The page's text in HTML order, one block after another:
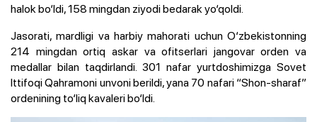
halok bo‘ldi, 158 mingdan ziyodi bedarak yo‘qoldi.
Jasorati, mardligi va harbiy mahorati uchun O‘zbekistonning
214 mingdan ortiq askar va ofitserlari jangovar orden va
medallar bilan taqdirlandi. 301 nafar yurtdoshimizga Sovet
Ittifoqi Qahramoni unvoni berildi, yana 70 nafari “Shon-sharaf”
ordenining to‘liq kavaleri bo‘ldi.